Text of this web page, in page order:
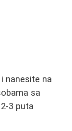
nanesite na
sa
3 puta